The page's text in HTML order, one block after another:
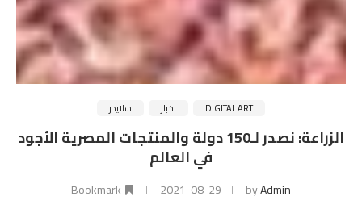
DIGITAL ART اخبار سلايدر
الزراعة: نصدر لـ150 دولة والمنتجات المصرية الأجود
في العالم
byAdmin
2021-08-29
Bookmark